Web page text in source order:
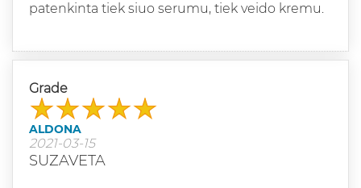
patenkinta tiek siuo serumu, tiek veido kremu.
Grade
ALDONA
2021-03-15
SUZAVETA